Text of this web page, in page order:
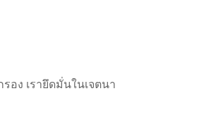
อง เรายึดมั่นในเจตนา